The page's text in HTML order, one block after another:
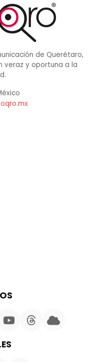
de Querétaro,
veraz y oportuna a la